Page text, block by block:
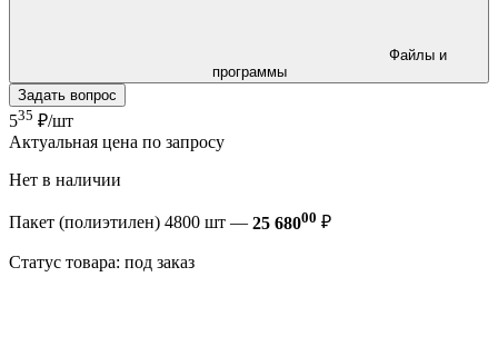
программы
Задать вопрос
535 ₽/шт
Актуальная цена по запросу
Нет в наличии
Пакет (полиэтилен) 4800 шт — 25 68000 ₽
Статус товара: под заказ